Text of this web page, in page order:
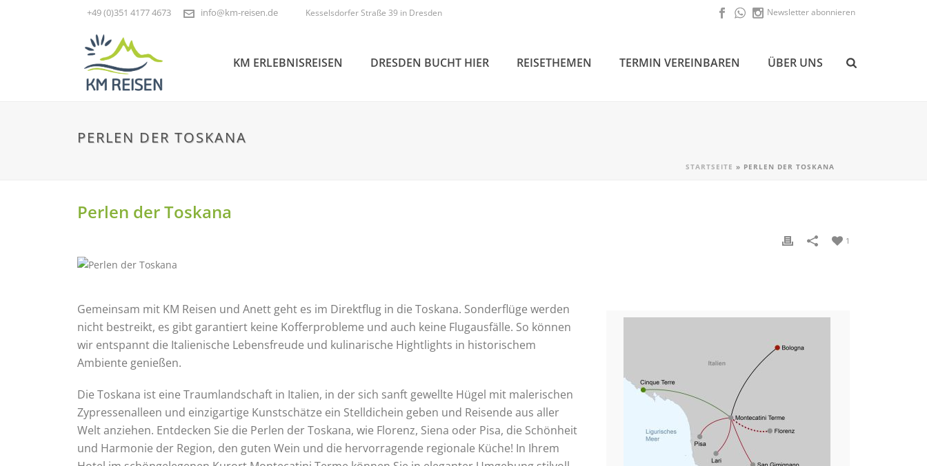
+49 (0)351 4177 4673 info@km-reisen.de Kesselsdorfer Straße 39 in Dresden Newsletter abonnieren
KM ERLEBNISREISEN DRESDEN BUCHT HIER REISETHEMEN TERMIN VEREINBAREN ÜBER UNS
PERLEN DER TOSKANA
STARTSEITE » PERLEN DER TOSKANA
Perlen der Toskana
1
Gemeinsam mit KM Reisen und Anett geht es im Direktflug in die Toskana. Sonderflüge werden
nicht bestreikt, es gibt garantiert keine Kofferprobleme und auch keine Flugausfälle. So können
wir entspannt die Italienische Lebensfreude und kulinarische Hightlights in historischem
Ambiente genießen.
Die Toskana ist eine Traumlandschaft in Italien, in der sich sanft gewellte Hügel mit malerischen
Zypressenalleen und einzigartige Kunstschätze ein Stelldichein geben und Reisende aus aller
Welt anziehen. Entdecken Sie die Perlen der Toskana, wie Florenz, Siena oder Pisa, die Schönheit
und Harmonie der Region, den guten Wein und die hervorragende regionale Küche! In Ihrem